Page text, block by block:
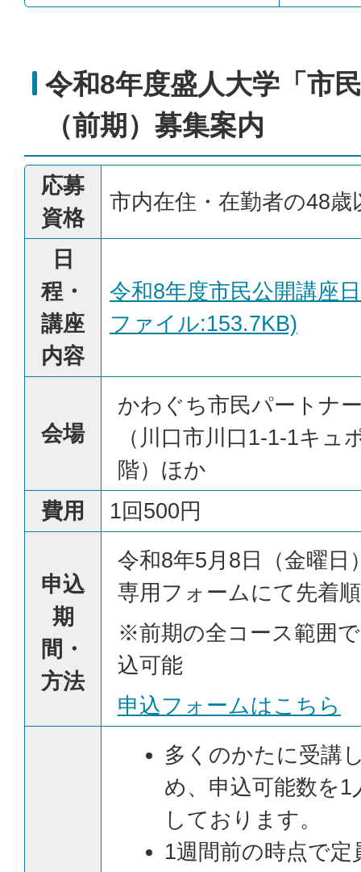
令和8年度盛人大学「市
（前期）募集案内
応募
資格
市内在住・在勤者の48歳
日
程・
講座
内容
令和8年度市民公開講座
ファイル:153.7KB)
会場
かわぐち市民パートナ
（川口市川口1-1-1キュ
階）ほか
費用
1回500円
申込
期
間・
方法
令和8年5月8日（金曜日
専用フォームにて先着
※前期の全コース範囲
込可能
申込フォームはこちら
多くのかたに受講
め、申込可能数を
しております。
1週間前の時点で